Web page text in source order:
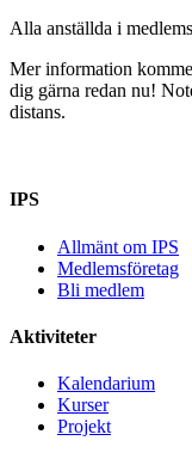
Alla anställda i
Mer information
dig gärna redan nu!
distans.
IPS
Allmänt om IPS
Medlemsföretag
Bli medlem
Aktiviteter
Kalendarium
Kurser
Projekt